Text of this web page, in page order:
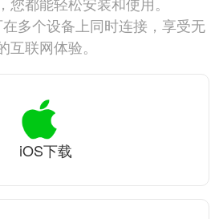
多个设备上同时连接，享受无
互联网体验。
iOS下载